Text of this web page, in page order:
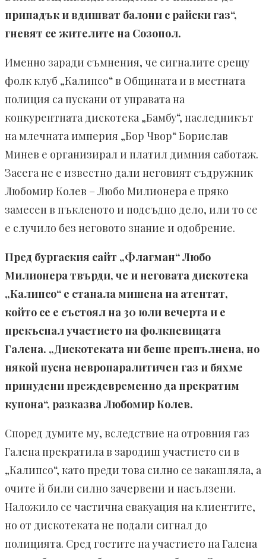
припадък и вдишват балони с райски газ“,
гневят се жителите на Созопол.
Именно заради съмнения, че сигналите срещу
фолк клуб „Калипсо“ в Общината и в местната
полиция са пускани от управата на
конкурентната дискотека „Бамбу“, наследникът
на млечната империя „Бор Чвор“ Борислав
Минев е организирал и платил димния саботаж.
Засега не е известно дали неговият съдружник
Любомир Колев – Любо Милионера е пряко
замесен в пъкленото и подсъдно дело, или то се
е случило без неговото знание и одобрение.
Пред бургаския сайт „Флагман“ Любо
Милионера твърди, че и неговата дискотека
„Калипсо“ е станала мишена на атентат,
който се е състоял на 30 юли вечерта и е
прекъснал участието на фолкпевицата
Галена. „Дискотеката ни беше препълнена, но
някой пусна невропаралитичен газ и бяхме
принудени преждевременно да прекратим
купона“, разказва Любомир Колев.
Според думите му, вследствие на отровния газ
Галена прекратила в зародиш участието си в
„Калипсо“, като преди това силно се закашляла, а
очите й били силно зачервени и насълзени.
Наложило се частична евакуация на клиентите,
но от дискотеката не подали сигнал до
полицията. Сред гостите на участието на Галена